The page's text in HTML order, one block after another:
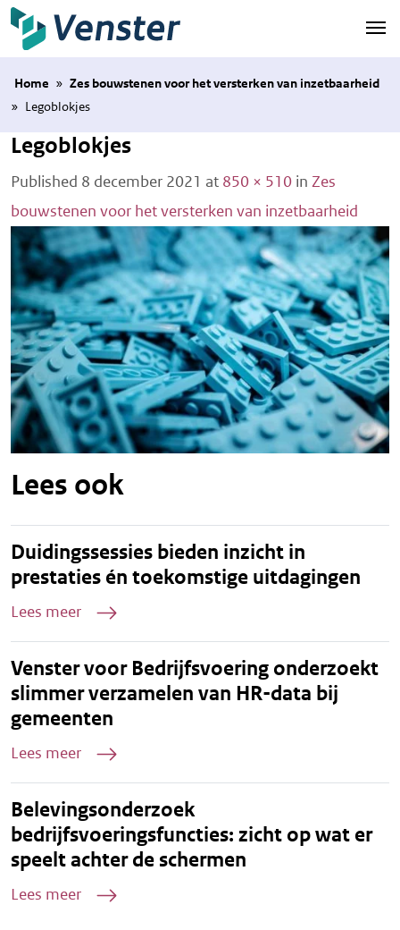
Naar hoofdinhoud
Home » Zes bouwstenen voor het versterken van inzetbaarheid
» Legoblokjes
Legoblokjes
Published 8 december 2021 at 850 × 510 in Zes
bouwstenen voor het versterken van inzetbaarheid
Lees ook
Duidingssessies bieden inzicht in
prestaties én toekomstige uitdagingen
Lees meer
Venster voor Bedrijfsvoering onderzoekt
slimmer verzamelen van HR-data bij
gemeenten
Lees meer
Belevingsonderzoek
bedrijfsvoeringsfuncties: zicht op wat er
speelt achter de schermen
Lees meer